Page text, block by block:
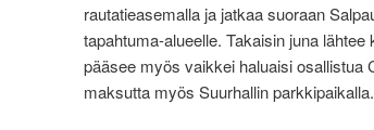
rautatieasemalla ja jatkaa suoraan
tapahtuma-alueelle. Takaisin juna
pääsee myös vaikkei haluaisi osallistua
maksutta myös Suurhallin parkkipaikalla.